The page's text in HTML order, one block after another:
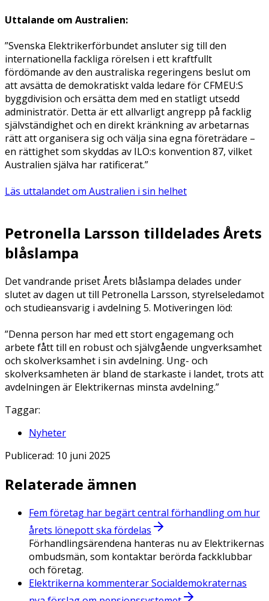
Uttalande om Australien:
”Svenska Elektrikerförbundet ansluter sig till den
internationella fackliga rörelsen i ett kraftfullt
fördömande av den australiska regeringens beslut om
att avsätta de demokratiskt valda ledare för CFMEU:S
byggdivision och ersätta dem med en statligt utsedd
administratör. Detta är ett allvarligt angrepp på facklig
självständighet och en direkt kränkning av arbetarnas
rätt att organisera sig och välja sina egna företrädare –
en rättighet som skyddas av ILO:s konvention 87, vilket
Australien själva har ratificerat.”
Läs uttalandet om Australien i sin helhet
Petronella Larsson tilldelades Årets
blåslampa
Det vandrande priset Årets blåslampa delades under
slutet av dagen ut till Petronella Larsson, styrelseledamot
och studieansvarig i avdelning 5. Motiveringen löd:
”Denna person har med ett stort engagemang och
arbete fått till en robust och självgående ungverksamhet
och skolverksamhet i sin avdelning. Ung- och
skolverksamheten är bland de starkaste i landet, trots att
avdelningen är Elektrikernas minsta avdelning.”
Taggar:
Nyheter
Publicerad: 10 juni 2025
Relaterade ämnen
Fem företag har begärt central förhandling om hur
årets lönepott ska fördelas
Förhandlingsärendena hanteras nu av Elektrikernas
ombudsmän, som kontaktar berörda fackklubbar
och företag.
Elektrikerna kommenterar Socialdemokraternas